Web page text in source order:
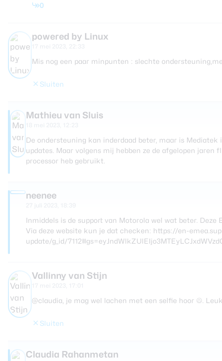
0
powered by Linux
Mis nog een paar minpunten : slechte
Sluiten
Mathieu van Sluis
De ondersteuning kan inderdaad beter, maar is
updates. Maar volgens mij hebben ze de afgelopen
processor heb gebruikt.
neenee
Inmiddels is de support van Motorola wel wat beter.
Via deze website kun je dat checken: https://en-
update/g_id/
Vallinny van Stijn
@claudia, je mag wel lachen met een selfie hoor ☺️.
Sluiten
Claudia Rahanmetan